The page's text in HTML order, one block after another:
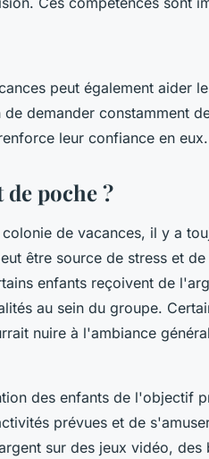
peut également aider
demander constamment
leur confiance en eux.
poche ?
de vacances, il y a
être source de stress et de
enfants reçoivent de
au sein du groupe.
nuire à l'ambiance
des enfants de l'objectif
prévues et de
sur des jeux vidéo, des